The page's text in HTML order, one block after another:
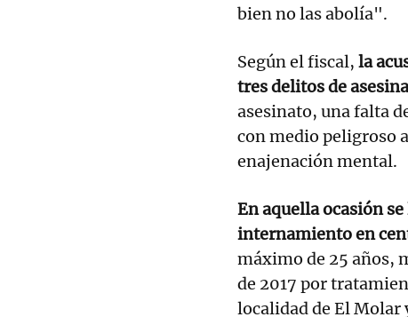
bien no las abolía".
Según el fiscal, la
tres delitos de
asesinato, una falta
con medio peligroso
enajenación mental.
En aquella ocasión
internamiento en
máximo de 25 años,
de 2017 por
localidad de El Molar